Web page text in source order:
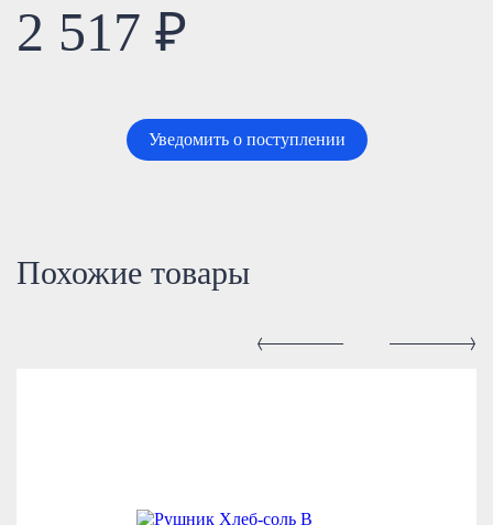
2 517 ₽
Уведомить о поступлении
Похожие товары